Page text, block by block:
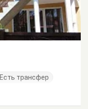
Есть трансфер